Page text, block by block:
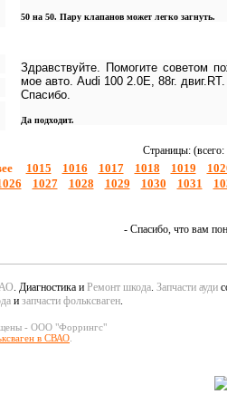
50 на 50. Пару клапанов может легко загнуть.
Здравствуйте. Помогите советом
мое авто. Audi 100 2.0E, 88г. двиг.RT.
Спасибо.
Да подходит.
Страницы:
1015 1016 1017 1018 1019
1027 1028 1029 1030 1031
- Спасибо, что вам
. Диагностика и Ремонт шкода. Запчасти ауди
и запчасти фольксваген.
- ООО "Форрингс"
в СВАО